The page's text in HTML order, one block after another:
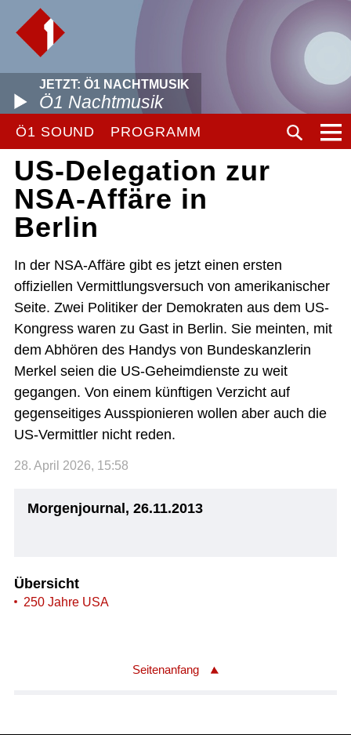
JETZT: Ö1 NACHTMUSIK
Ö1 Nachtmusik
Ö1 SOUND PROGRAMM
US-Delegation zur
NSA-Affäre in
Berlin
In der NSA-Affäre gibt es jetzt einen ersten
offiziellen Vermittlungsversuch von amerikanischer
Seite. Zwei Politiker der Demokraten aus dem US-
Kongress waren zu Gast in Berlin. Sie meinten, mit
dem Abhören des Handys von Bundeskanzlerin
Merkel seien die US-Geheimdienste zu weit
gegangen. Von einem künftigen Verzicht auf
gegenseitiges Ausspionieren wollen aber auch die
US-Vermittler nicht reden.
28. April 2026, 15:58
Morgenjournal, 26.11.2013
Übersicht
250 Jahre USA
Seitenanfang